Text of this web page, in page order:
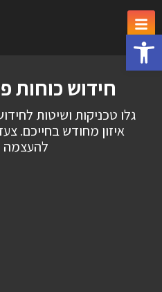
פתח סרגל נגישות
חידוש כוחות
גלו טכניקות ושיטות
איזון מחודש בחייכם.
להעצמה